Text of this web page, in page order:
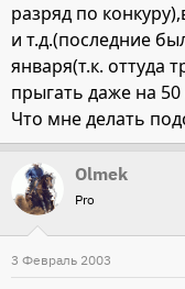
разряд по
и т.д.(последние
января(т.к. оттуда
прыгать даже на
Что мне делать
Olmek
Pro
3 Февраль 2003